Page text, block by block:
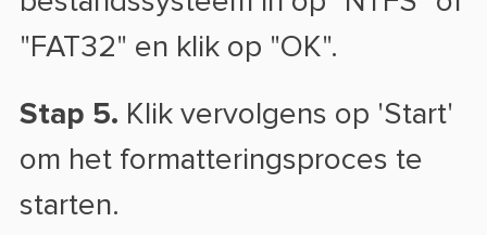
"FAT32" en klik op "OK".
Stap 5. Klik vervolgens op 'Start'
om het formatteringsproces te
starten.